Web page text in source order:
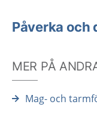
Påverka och
MER PÅ
Mag- och